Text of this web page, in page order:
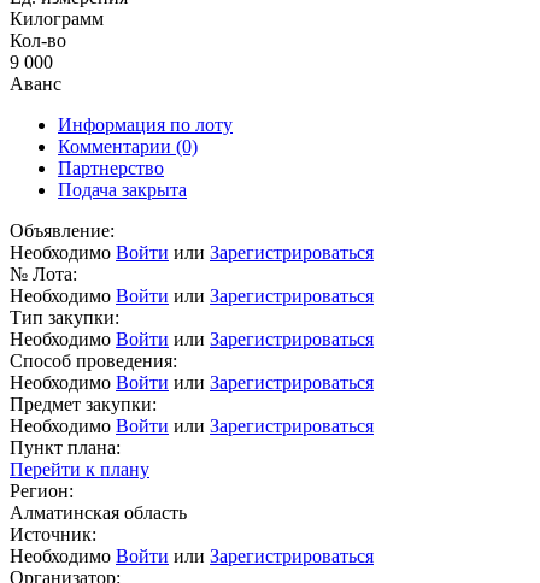
Килограмм
Кол-во
9 000
Аванс
Информация по лоту
Комментарии (0)
Партнерство
Подача закрыта
Объявление:
Необходимо Войти или Зарегистрироваться
№ Лота:
Необходимо Войти или Зарегистрироваться
Тип закупки:
Необходимо Войти или Зарегистрироваться
Способ проведения:
Необходимо Войти или Зарегистрироваться
Предмет закупки:
Необходимо Войти или Зарегистрироваться
Пункт плана:
Перейти к плану
Регион:
Алматинская область
Источник:
Необходимо Войти или Зарегистрироваться
Организатор: